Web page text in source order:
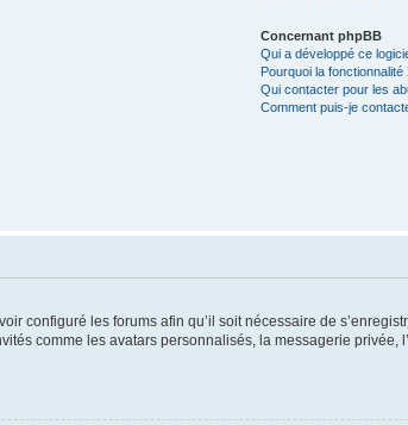
Concernant phpBB
Qui a développé ce
Pourquoi la fonctionnalité
Qui contacter pour les
Comment puis-je
configuré les forums afin qu’il soit nécessaire de
comme les avatars personnalisés, la messagerie privée,